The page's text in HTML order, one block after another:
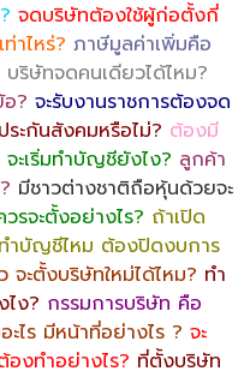
จดบริษัทต้องใช้ผู้ก่อตั้งกี่
าไหร่? ภาษีมูลค่าเพิ่มคือ
บริษัทจดคนเดียวได้ไหม?
? จะรับงานราชการต้องจด
ะกันสังคมหรือไม่? ต้องมี
จะเริ่มทำบัญชียังไง? ลูกค้า
มีชาวต่างชาติถือหุ้นด้วยจะ
รจะตั้งอย่างไร? ถ้าเปิด
ำบัญชีไหม ต้องปิดงบการ
จะตั้งบริษัทใหม่ได้ไหม? ทำ
ไง? กรรมการบริษัท คือ
ไร มีหน้าที่อย่างไร ? จะ
งทำอย่างไร? ที่ตั้งบริษัท